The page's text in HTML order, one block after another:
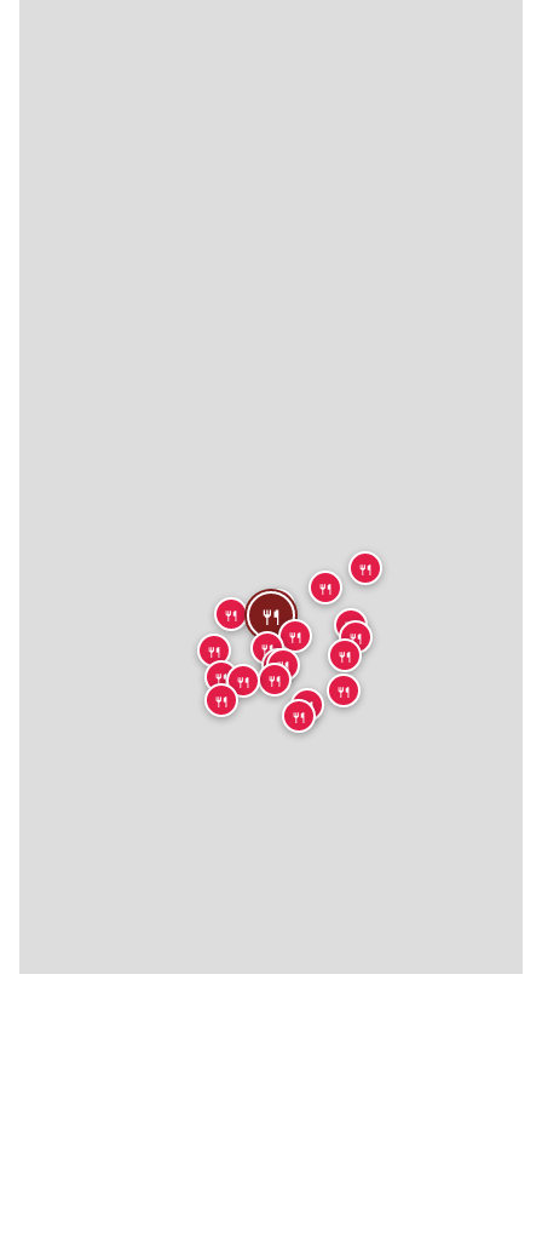
🍴
🍴
🍴
🍴
🍴
🍴
🍴
🍴
🍴
🍴
🍴
🍴
🍴
🍴
🍴
🍴
🍴
🍴
🍴
🍴